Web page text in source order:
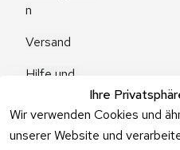
Ihre
Wir verwenden Cookies und
unserer Website und
n
Versand
Hilfe und
Fragen